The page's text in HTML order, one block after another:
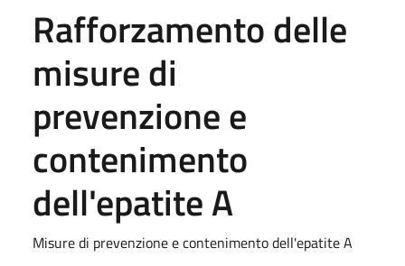
Rafforzamento delle
misure di
prevenzione e
contenimento
dell'epatite A
Misure di prevenzione e contenimento dell'epatite A